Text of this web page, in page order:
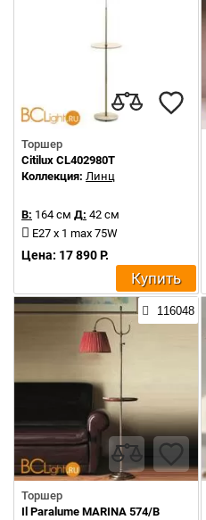
Торшер
Citilux CL402980T
Коллекция: Линц
В: 164 см Д: 42 см
E27 x 1 max 75W
Цена: 17 890 Р.
Купить
116048
Торшер
Il Paralume MARINA 574/B